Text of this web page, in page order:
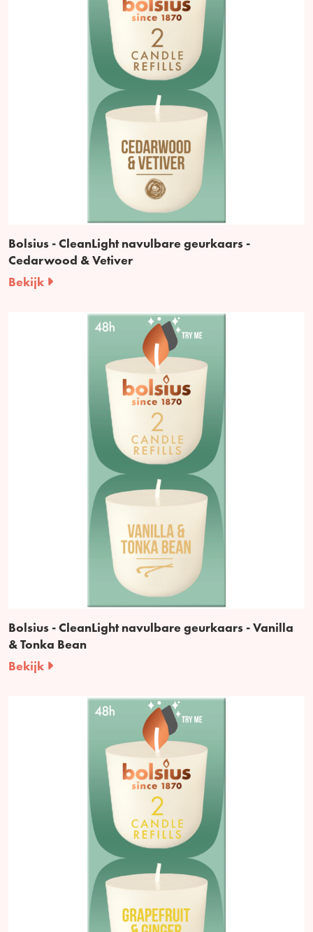
Bolsius - CleanLight navulbare geurkaars -
Cedarwood & Vetiver
Bekijk
Bolsius - CleanLight navulbare geurkaars - Vanilla
& Tonka Bean
Bekijk